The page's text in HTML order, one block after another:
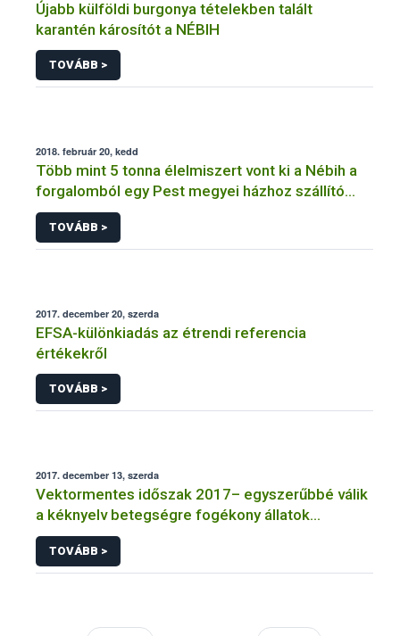
Újabb külföldi burgonya tételekben talált
karantén károsítót a NÉBIH
TOVÁBB >
2018. február 20, kedd
Több mint 5 tonna élelmiszert vont ki a Nébih a
forgalomból egy Pest megyei házhoz szállító
cégnél
TOVÁBB >
2017. december 20, szerda
EFSA-különkiadás az étrendi referencia
értékekről
TOVÁBB >
2017. december 13, szerda
Vektormentes időszak 2017– egyszerűbbé válik
a kéknyelv betegségre fogékony állatok
kiszállítása
TOVÁBB >